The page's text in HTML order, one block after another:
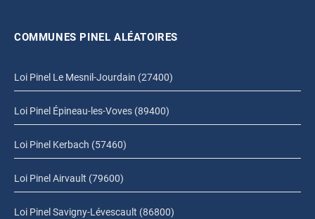
COMMUNES PINEL ALÉATOIRES
Loi Pinel Le Mesnil-Jourdain (27400)
Loi Pinel Épineau-les-Voves (89400)
Loi Pinel Kerbach (57460)
Loi Pinel Airvault (79600)
Loi Pinel Savigny-Lévescault (86800)